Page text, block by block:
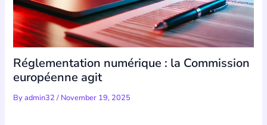
Réglementation numérique : la Commission
européenne agit
Byadmin32/ November 19, 2025